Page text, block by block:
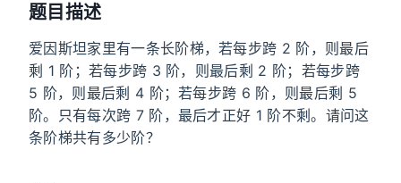
题目描述
爱因斯坦家里有一条长阶梯，若每步跨 2 阶，则最后
剩 1 阶；若每步跨 3 阶，则最后剩 2 阶；若每步跨
5 阶，则最后剩 4 阶；若每步跨 6 阶，则最后剩 5
阶。只有每次跨 7 阶，最后才正好 1 阶不剩。请问这
条阶梯共有多少阶？